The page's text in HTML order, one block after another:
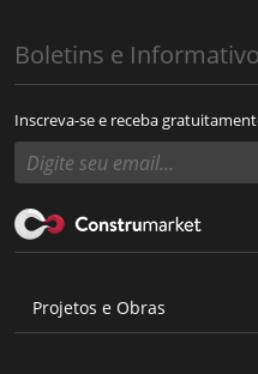
Boletins e
Inscreva-se e receba
Projetos e Obras